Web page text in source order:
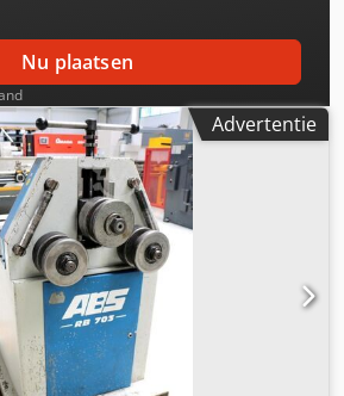
standaardwalsen – gedeeld - 3x set
bedieningseenheid -
Nu plaatsen
Advertentie